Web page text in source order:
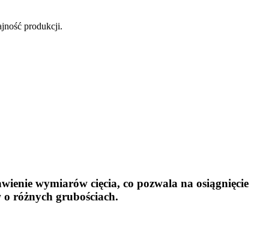
produkcji.
wymiarów cięcia, co pozwala na osiągnięcie
różnych grubościach.